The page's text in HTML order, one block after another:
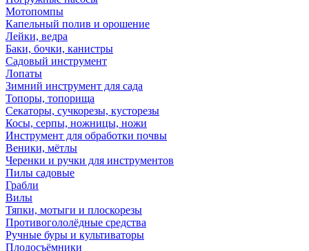
Мотопомпы
Капельный полив и орошение
Лейки, ведра
Баки, бочки, канистры
Садовый инструмент
Лопаты
Зимний инструмент для сада
Топоры, топорища
Секаторы, сучкорезы, кусторезы
Косы, серпы, ножницы, ножи
Инструмент для обработки почвы
Веники, мётлы
Черенки и ручки для инструментов
Пилы садовые
Грабли
Вилы
Тяпки, мотыги и плоскорезы
Противогололёдные средства
Ручные буры и культиваторы
Плодосъёмники